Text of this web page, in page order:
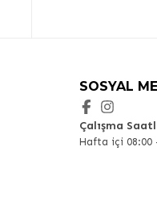
SOSYAL
Çalışma
Hafta içi 08:00